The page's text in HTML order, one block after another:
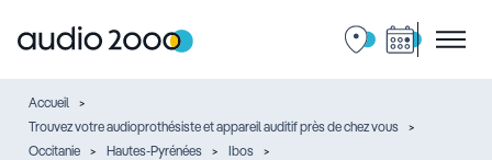
Accueil
Trouvez votre audioprothésiste et appareil auditif près de chez vous
Occitanie
Hautes-Pyrénées
Ibos